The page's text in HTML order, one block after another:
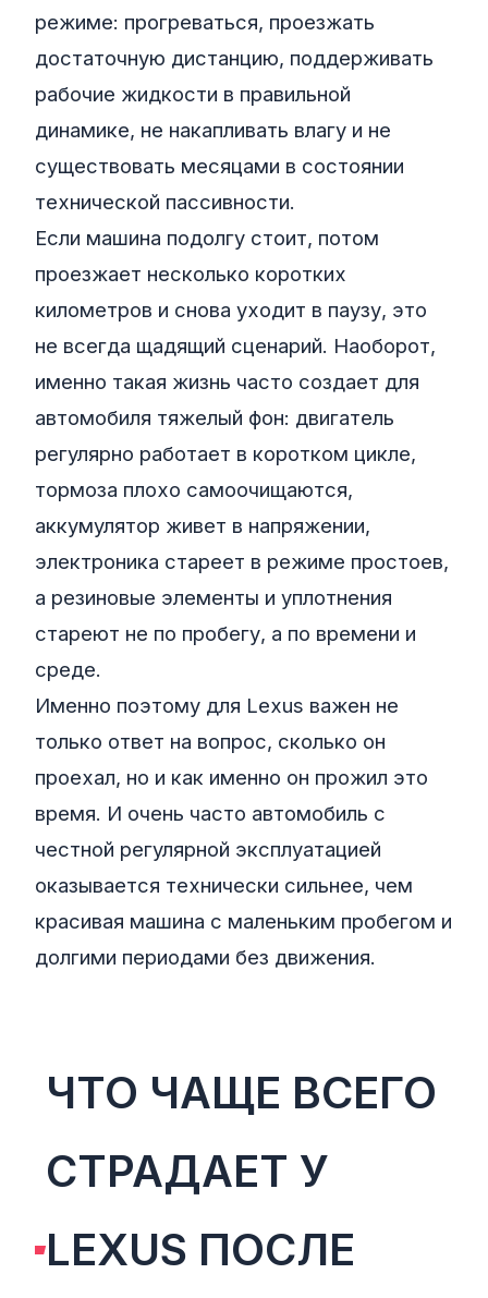
режиме: прогреваться, проезжать
достаточную дистанцию, поддерживать
рабочие жидкости в правильной
динамике, не накапливать влагу и не
существовать месяцами в состоянии
технической пассивности.
Если машина подолгу стоит, потом
проезжает несколько коротких
километров и снова уходит в паузу, это
не всегда щадящий сценарий. Наоборот,
именно такая жизнь часто создает для
автомобиля тяжелый фон: двигатель
регулярно работает в коротком цикле,
тормоза плохо самоочищаются,
аккумулятор живет в напряжении,
электроника стареет в режиме простоев,
а резиновые элементы и уплотнения
стареют не по пробегу, а по времени и
среде.
Именно поэтому для Lexus важен не
только ответ на вопрос, сколько он
проехал, но и как именно он прожил это
время. И очень часто автомобиль с
честной регулярной эксплуатацией
оказывается технически сильнее, чем
красивая машина с маленьким пробегом и
долгими периодами без движения.
ЧТО ЧАЩЕ ВСЕГО
СТРАДАЕТ У
LEXUS ПОСЛЕ